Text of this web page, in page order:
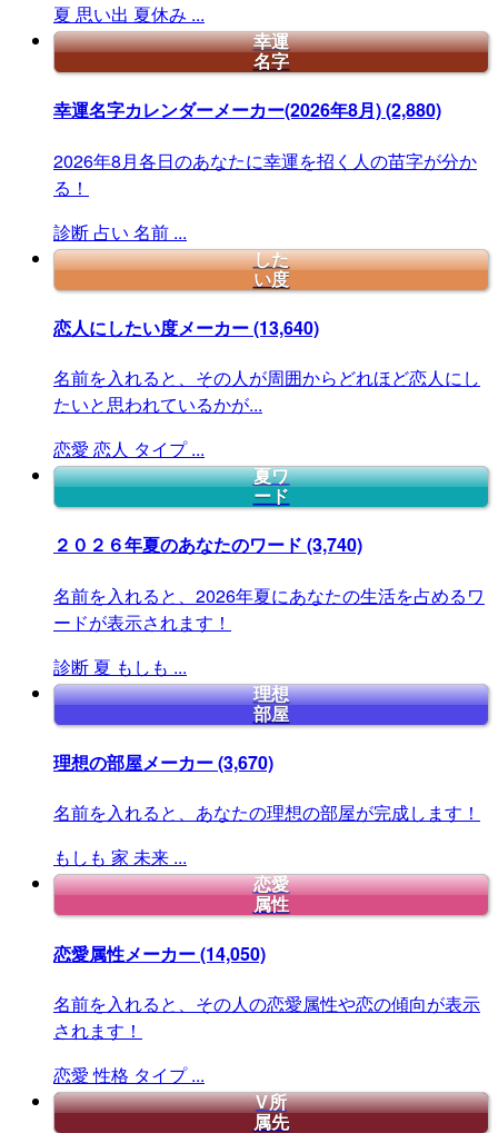
夏 思い出 夏休み ...
幸運
名字
幸運名字カレンダーメーカー(2026年8月)(2,880)
2026年8月各日のあなたに幸運を招く人の苗字が分か
る！
診断 占い 名前 ...
した
い度
恋人にしたい度メーカー(13,640)
名前を入れると、その人が周囲からどれほど恋人にし
たいと思われているかが...
恋愛 恋人 タイプ ...
夏ワ
ード
２０２６年夏のあなたのワード (3,740)
名前を入れると、2026年夏にあなたの生活を占めるワ
ードが表示されます！
診断 夏 もしも ...
理想
部屋
理想の部屋メーカー(3,670)
名前を入れると、あなたの理想の部屋が完成します！
もしも 家 未来 ...
恋愛
属性
恋愛属性メーカー(14,050)
名前を入れると、その人の恋愛属性や恋の傾向が表示
されます！
恋愛 性格 タイプ ...
V所
属先